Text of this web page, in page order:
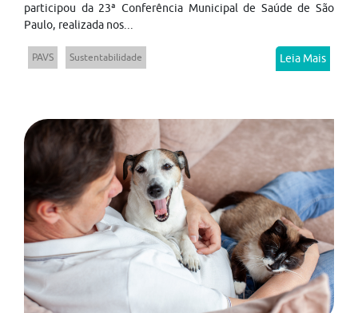
participou da 23ª Conferência Municipal de Saúde de São
Paulo, realizada nos...
PAVS Sustentabilidade Leia Mais